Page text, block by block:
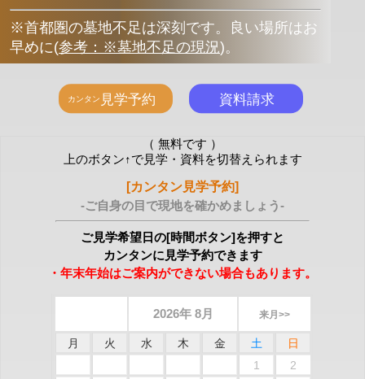
※首都圏の墓地不足は深刻です。良い場所はお
早めに(参考：※墓地不足の現況)。
（ 無料です ）
上のボタン↑で見学・資料を切替えられます
[カンタン見学予約]
-ご自身の目で現地を確かめましょう-
ご見学希望日の[時間ボタン]を押すと
カンタンに見学予約できます
・年末年始はご案内ができない場合もあります。
2026年 8月 来月>>
月 火 水 木 金 土
日
1
2